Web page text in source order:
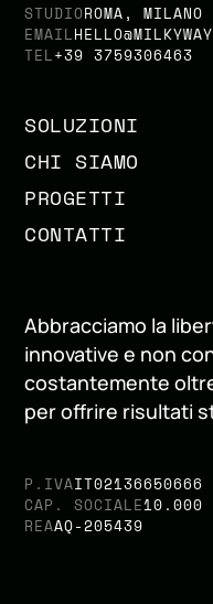
STUDIOROMA, MILANO
EMAIL
TEL+39 3759306463
SOLUZIONI
CHI SIAMO
PROGETTI
CONTATTI
Abbracciamo la
innovative e non
costantemente
per offrire risultati
P.IVAIT02136650666
CAP. SOCIALE
REAAQ-205439